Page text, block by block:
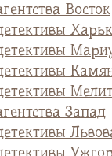
Восток
Запад